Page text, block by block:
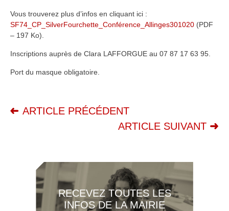
Vous trouverez plus d’infos en cliquant ici :
SF74_CP_SilverFourchette_Conférence_Allinges301020 (PDF
– 197 Ko).
Inscriptions auprès de Clara LAFFORGUE au 07 87 17 63 95.
Port du masque obligatoire.
ARTICLE PRÉCÉDENT
ARTICLE SUIVANT
RECEVEZ TOUTES LES
INFOS DE LA MAIRIE